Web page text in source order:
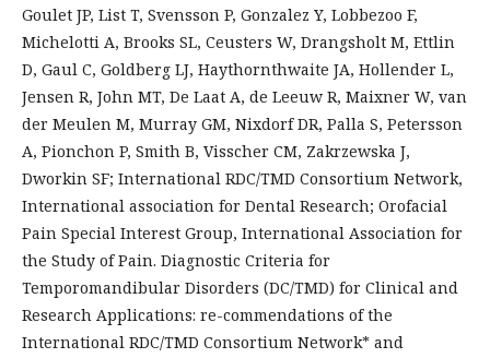
Goulet JP, List T, Svensson P, Gonzalez Y, Lobbezoo F,
Michelotti A, Brooks SL, Ceusters W, Drangsholt M, Ettlin
D, Gaul C, Goldberg LJ, Haythornthwaite JA, Hollender L,
Jensen R, John MT, De Laat A, de Leeuw R, Maixner W, van
der Meulen M, Murray GM, Nixdorf DR, Palla S, Petersson
A, Pionchon P, Smith B, Visscher CM, Zakrzewska J,
Dworkin SF; International RDC/TMD Consortium Network,
International association for Dental Research; Orofacial
Pain Special Interest Group, International Association for
the Study of Pain. Diagnostic Criteria for
Temporomandibular Disorders (DC/TMD) for Clinical and
Research Applications: re-commendations of the
International RDC/TMD Consortium Network* and